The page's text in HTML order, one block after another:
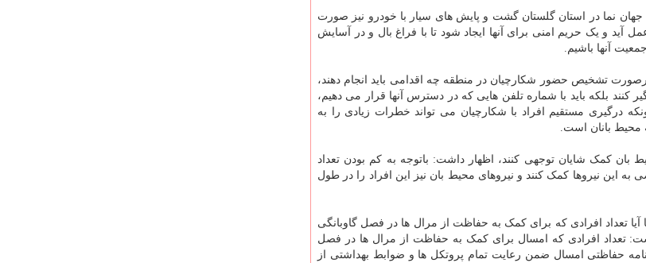
نما در استان گلستان گشت و پایش های سیار با خودرو نیز صورت
آید و یک حریم امنی برای آنها ایجاد شود تا با فراغ بال و در آسایش
آنها باشیم.
تشخیص حضور شکارچیان در منطقه چه اقدامی باید انجام دهند،
بلکه باید با شماره تلفن هایی که در دسترس آنها قرار می دهیم،
درگیری مستقیم افراد با شکارچیان می تواند خطرات زیادی را به
محیط بانان است.
بان کمک شایان توجهی کنند، اظهار داشت: باتوجه به کم بودن تعداد
این نیروها کمک کنند و نیروهای محیط بان نیز این افراد را در طول
تعداد افرادی که برای کمک به حفاظت از مرال ها در فصل گاوبانگی
تعداد افرادی که امسال برای کمک به حفاظت از مرال ها در فصل
حفاظتی امسال ضمن رعایت تمام پروتکل ها و ضوابط بهداشتی از